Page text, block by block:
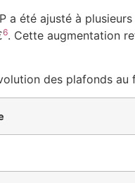
a été ajusté à
6. Cette augmentation
des plafonds au